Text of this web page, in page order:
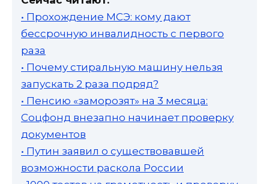
• Прохождение МСЭ: кому дают
бессрочную инвалидность с первого
раза
• Почему стиральную машину нельзя
запускать 2 раза подряд?
• Пенсию «заморозят» на 3 месяца:
Соцфонд внезапно начинает проверку
документов
• Путин заявил о существовавшей
возможности раскола России